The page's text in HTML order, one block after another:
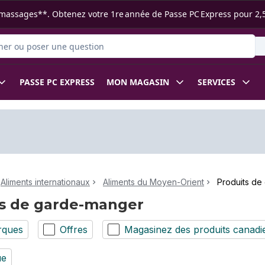
Obtenez votre 1re année de Passe PC Express pour
PASSE PC EXPRESS MON MAGASIN SERVICES
Aliments internationaux Aliments du Moyen-Orient Produits de
de garde-manger
Offres Magasinez des produits